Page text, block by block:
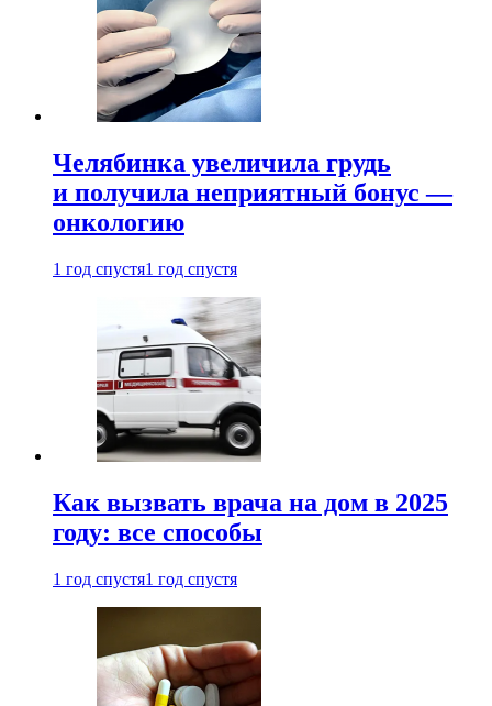
Челябинка увеличила грудь
и получила неприятный бонус —
онкологию
1 год спустя1 год спустя
Как вызвать врача на дом в 2025
году: все способы
1 год спустя1 год спустя